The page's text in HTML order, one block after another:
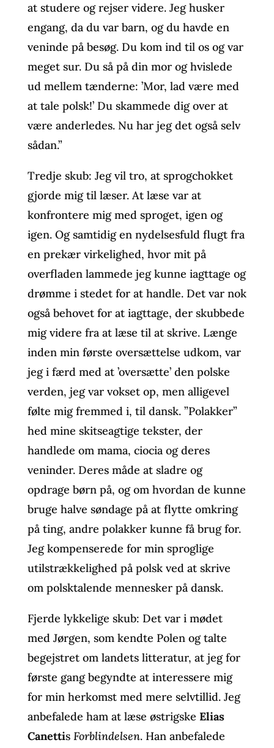
at studere og rejser videre. Jeg husker
engang, da du var barn, og du havde en
veninde på besøg. Du kom ind til os og var
meget sur. Du så på din mor og hvislede
ud mellem tænderne: ’Mor, lad være med
at tale polsk!’ Du skammede dig over at
være anderledes. Nu har jeg det også selv
sådan.”
Tredje skub: Jeg vil tro, at sprogchokket
gjorde mig til læser. At læse var at
konfrontere mig med sproget, igen og
igen. Og samtidig en nydelsesfuld flugt fra
en prekær virkelighed, hvor mit på
overfladen lammede jeg kunne iagttage og
drømme i stedet for at handle. Det var nok
også behovet for at iagttage, der skubbede
mig videre fra at læse til at skrive. Længe
inden min første oversættelse udkom, var
jeg i færd med at ’oversætte’ den polske
verden, jeg var vokset op, men alligevel
følte mig fremmed i, til dansk. ”Polakker”
hed mine skitseagtige tekster, der
handlede om mama, ciocia og deres
veninder. Deres måde at sladre og
opdrage børn på, og om hvordan de kunne
bruge halve søndage på at flytte omkring
på ting, andre polakker kunne få brug for.
Jeg kompenserede for min sproglige
utilstrækkelighed på polsk ved at skrive
om polsktalende mennesker på dansk.
Fjerde lykkelige skub: Det var i mødet
med Jørgen, som kendte Polen og talte
begejstret om landets litteratur, at jeg for
første gang begyndte at interessere mig
for min herkomst med mere selvtillid. Jeg
anbefalede ham at læse østrigske Elias
Canettis Forblindelsen. Han anbefalede